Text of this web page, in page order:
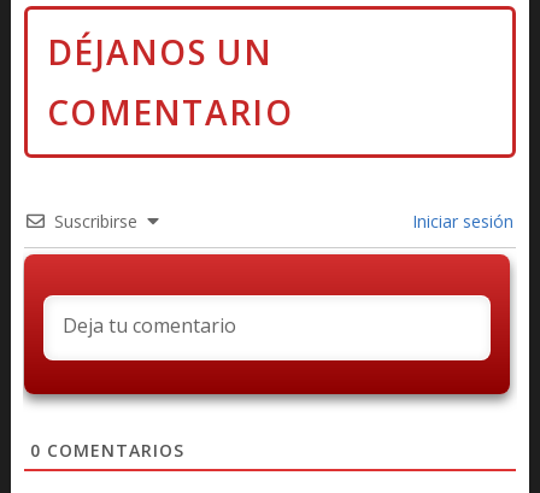
Suscribirse Iniciar sesión
0 COMENTARIOS